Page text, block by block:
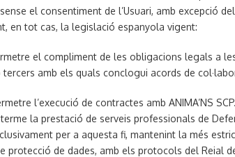
el consentiment de l’Usuari, amb excepció
en tot cas, la legislació espanyola vigent:
el compliment de les obligacions legals a
tercers amb els quals conclogui acords de
l’execució de contractes amb ANIMA’NS
la prestació de serveis professionals de
per a aquesta fi, mantenint la més
protecció de dades, amb els protocols del Reial